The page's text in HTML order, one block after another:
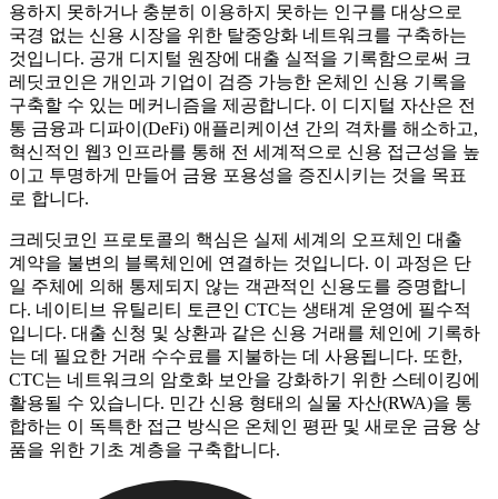
용하지 못하거나 충분히 이용하지 못하는 인구를 대상으로
국경 없는 신용 시장을 위한 탈중앙화 네트워크를 구축하는
것입니다. 공개 디지털 원장에 대출 실적을 기록함으로써 크
레딧코인은 개인과 기업이 검증 가능한 온체인 신용 기록을
구축할 수 있는 메커니즘을 제공합니다. 이 디지털 자산은 전
통 금융과 디파이(DeFi) 애플리케이션 간의 격차를 해소하고,
혁신적인 웹3 인프라를 통해 전 세계적으로 신용 접근성을 높
이고 투명하게 만들어 금융 포용성을 증진시키는 것을 목표
로 합니다.
크레딧코인 프로토콜의 핵심은 실제 세계의 오프체인 대출
계약을 불변의 블록체인에 연결하는 것입니다. 이 과정은 단
일 주체에 의해 통제되지 않는 객관적인 신용도를 증명합니
다. 네이티브 유틸리티 토큰인 CTC는 생태계 운영에 필수적
입니다. 대출 신청 및 상환과 같은 신용 거래를 체인에 기록하
는 데 필요한 거래 수수료를 지불하는 데 사용됩니다. 또한,
CTC는 네트워크의 암호화 보안을 강화하기 위한 스테이킹에
활용될 수 있습니다. 민간 신용 형태의 실물 자산(RWA)을 통
합하는 이 독특한 접근 방식은 온체인 평판 및 새로운 금융 상
품을 위한 기초 계층을 구축합니다.